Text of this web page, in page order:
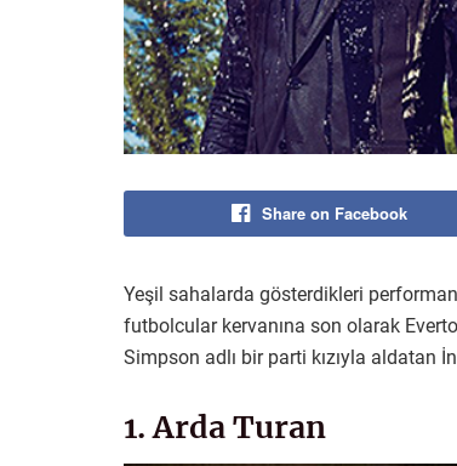
Share on Facebook
Yeşil sahalarda gösterdikleri
futbolcular kervanına son olarak
Simpson adlı bir parti kızıyla aldatan
1. Arda Turan